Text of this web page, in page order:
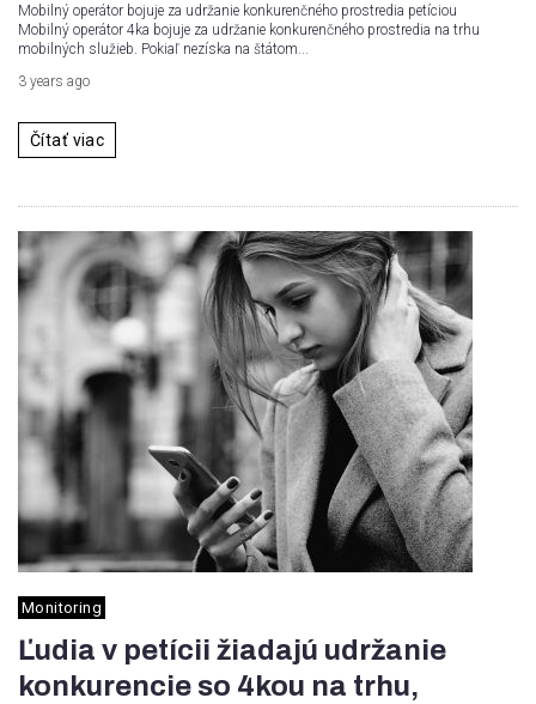
Mobilný operátor bojuje za udržanie konkurenčného prostredia petíciou
Mobilný operátor 4ka bojuje za udržanie konkurenčného prostredia na trhu
mobilných služieb. Pokiaľ nezíska na štátom...
3 years ago
Čítať viac
Monitoring
Ľudia v petícii žiadajú udržanie
konkurencie so 4kou na trhu,